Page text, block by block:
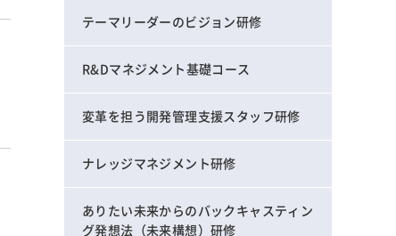
テーマリーダーのビジョン研修
R&Dマネジメント基礎コース
変革を担う開発管理支援スタッフ研修
ナレッジマネジメント研修
ありたい未来からのバックキャスティン
グ発想法（未来構想）研修